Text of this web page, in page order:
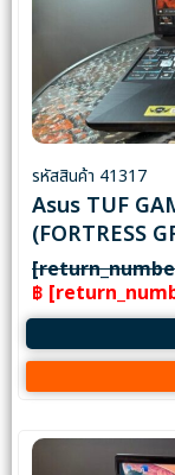
รหัสสินค้า 41317
Asus TUF
(FORTRESS
฿